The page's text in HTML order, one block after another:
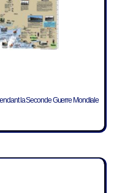
la Seconde Guerre Mondiale